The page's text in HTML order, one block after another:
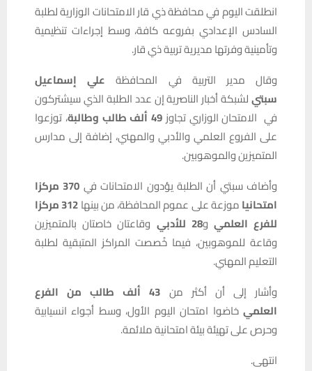
انطلقت اليوم في محافظة ذي قار الامتحانات الوزارية لطلبة
السادس الإعدادي بفروعه كافة، وسط إجراءات تنظيمية
وتأمينية وفرتها مديرية تربية ذي قار.
وقال مدير التربية في المحافظة علي إسماعيل
سبتيلشبكة أخبار الناصرية إن عدد الطلبة الذي سيشتركون
في الامتحان الوزاري تجاوز 49 ألف طالب وطالبة
، توزعوا
على الفروع العلمي والأدبي والمهني، إضافة إلى مدارس
المتميزين والموهوبين.
وأضاف سبتي أن الطلبة يؤدون الامتحانات في
370 مركزا
امتحانياموزعة على عموم المحافظة، من بينها
312 مركزا
للفرع العلمي و28 للأدبي
وقاعتان خاصتان بالمتميزين
وقاعة للموهوبين، فيما خُصصت المراكز المتبقية لطلبة
التعليم المهني.
وأشار إلى أن أكثر من
43 ألف طالب من الفرع
العلمي خاضوا امتحان اليوم الأول، وسط أجواء انسيابية
وحرص على تهيئة بيئة امتحانية ملائمة.
انتهى.